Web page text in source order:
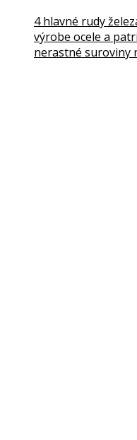
4 hlavné rudy
výrobe ocele a
nerastné suroviny